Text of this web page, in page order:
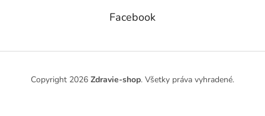
Facebook
Copyright 2026 Zdravie-shop. Všetky práva vyhradené.